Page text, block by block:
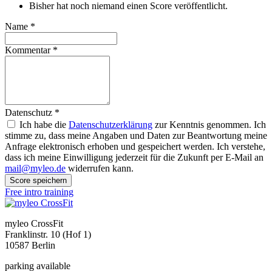
Bisher hat noch niemand einen Score veröffentlicht.
Name *
Kommentar *
Datenschutz *
Ich habe die Datenschutzerklärung zur Kenntnis genommen. Ich
stimme zu, dass meine Angaben und Daten zur Beantwortung meine
Anfrage elektronisch erhoben und gespeichert werden. Ich verstehe,
dass ich meine Einwilligung jederzeit für die Zukunft per E-Mail an
mail@myleo.de widerrufen kann.
Score speichern
Free intro training
myleo CrossFit
Franklinstr. 10 (Hof 1)
10587 Berlin
parking available